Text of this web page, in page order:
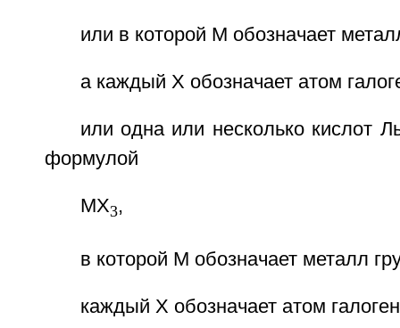
или в которой М обозначает
а каждый X обозначает атом
или одна или несколько кислот
формулой
МХ3,
в которой М обозначает металл
каждый X обозначает атом